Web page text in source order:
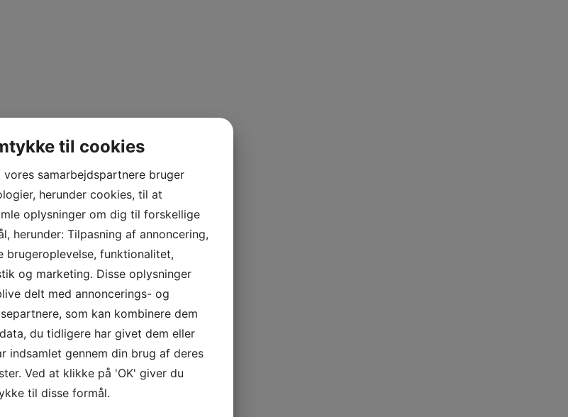
til cookies
vores samarbejdspartnere bruger
herunder cookies, til at
oplysninger om dig til forskellige
herunder: Tilpasning af annoncering,
brugeroplevelse, funktionalitet,
og marketing. Disse oplysninger
delt med annoncerings- og
som kan kombinere dem
du tidligere har givet dem eller
indsamlet gennem din brug af deres
Ved at klikke på 'OK' giver du
til disse formål.